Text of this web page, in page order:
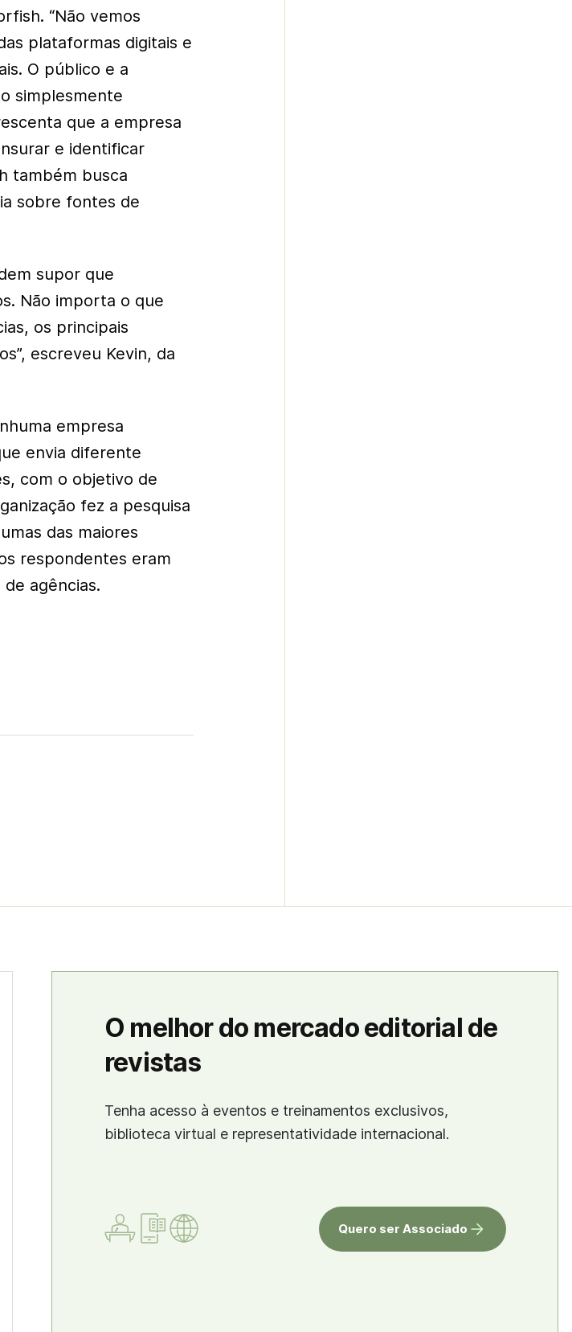
“Não vemos
plataformas digitais e
O público e a
simplesmente
que a empresa
e identificar
também busca
sobre fontes de
supor que
Não importa o que
os principais
escreveu Kevin, da
empresa
envia diferente
com o objetivo de
fez a pesquisa
das maiores
respondentes eram
agências.
O melhor do mercado editorial de
revistas
Tenha acesso à eventos e treinamentos exclusivos,
biblioteca virtual e representatividade internacional.
Quero ser Associado